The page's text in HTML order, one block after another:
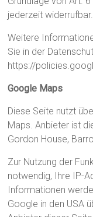
jederzeit widerrufbar.
Weitere
Sie in der
https://
Google Maps
Diese Seite nutzt
Maps. Anbieter ist
Gordon House,
Zur Nutzung der
notwendig, Ihre IP-
Informationen
Google in den USA